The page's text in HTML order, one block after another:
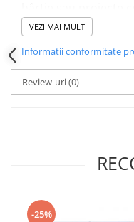
Cadru dinlemn
maxim!
Suport stabil și sigur
fără să alunece în
practic pentru
– perfect pentru
cadouri creative!
VEZI MAI MULT
Informatii conformitate
Review-uri(0)
-25%